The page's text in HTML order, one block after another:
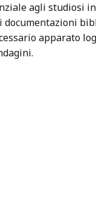
agli studiosi
documentazioni
apparato